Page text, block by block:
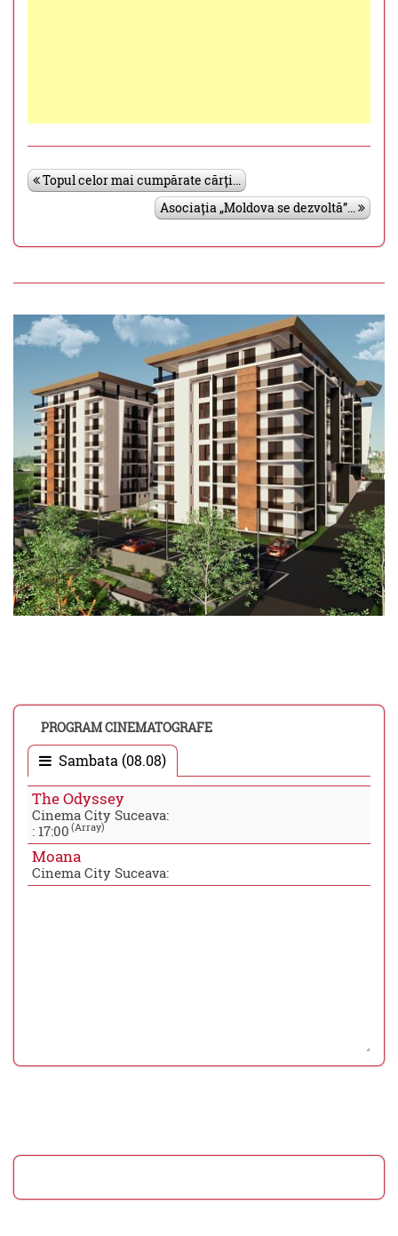
Topul celor mai cumpărate cărți...
Asociația „Moldova se dezvoltă”...
PROGRAM CINEMATOGRAFE
Sambata (08.08)
The Odyssey
Cinema City Suceava:
: 17:00 (Array)
Moana
Cinema City Suceava: